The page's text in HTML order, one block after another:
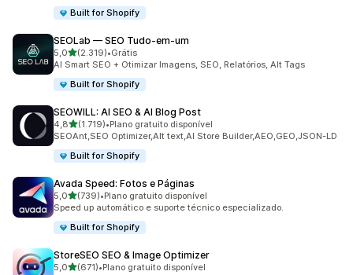
Built for Shopify
SEOLab — SEO Tudo‑em‑um
5,0de 5 estrelas
(2.319)
2319 avaliações ao todo
•Grátis
AI Smart SEO + Otimizar Imagens, SEO, Relatórios, Alt Tags
Built for Shopify
SEOWILL: AI SEO & AI Blog Post
4,8de 5 estrelas
(1.719)
1719 avaliações ao todo
•Plano gratuito disponível
SEOAnt,SEO Optimizer,Alt text,AI Store Builder,AEO,GEO,JSON-LD
Built for Shopify
Avada Speed: Fotos e Páginas
5,0de 5 estrelas
(739)
739 avaliações ao todo
•Plano gratuito disponível
Speed up automático e suporte técnico especializado.
Built for Shopify
StoreSEO SEO & Image Optimizer
5,0de 5 estrelas
(671)
671 avaliações ao todo
•Plano gratuito disponível